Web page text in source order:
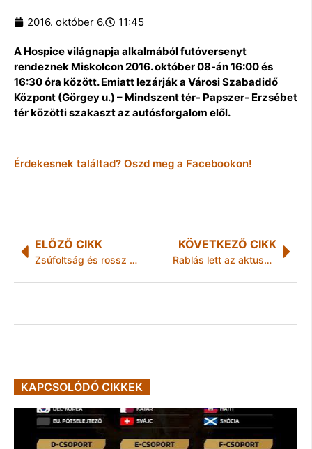
2016. október 6. 11:45
A Hospice világnapja alkalmából futóversenyt
rendeznek Miskolcon 2016. október 08-án 16:00 és
16:30 óra között. Emiatt lezárják a Városi Szabadidő
Központ (Görgey u.) – Mindszent tér- Papszer- Erzsébet
tér közötti szakaszt az autósforgalom elől.
Érdekesnek találtad? Oszd meg a Facebookon!
ELŐZŐ CIKK
Zsúfoltság és rossz bánásmód a márianosztrai börtönben
KÖVETKEZŐ CIKK
Rablás lett az aktusból
KAPCSOLÓDÓ CIKKEK